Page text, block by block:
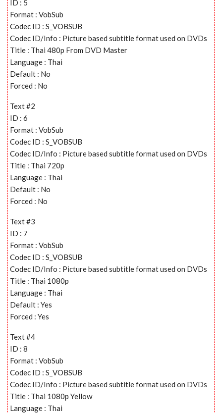
ID : 5
Format : VobSub
Codec ID : S_VOBSUB
Codec ID/Info : Picture based subtitle format used on DVDs
Title : Thai 480p From DVD Master
Language : Thai
Default : No
Forced : No
Text #2
ID : 6
Format : VobSub
Codec ID : S_VOBSUB
Codec ID/Info : Picture based subtitle format used on DVDs
Title : Thai 720p
Language : Thai
Default : No
Forced : No
Text #3
ID : 7
Format : VobSub
Codec ID : S_VOBSUB
Codec ID/Info : Picture based subtitle format used on DVDs
Title : Thai 1080p
Language : Thai
Default : Yes
Forced : Yes
Text #4
ID : 8
Format : VobSub
Codec ID : S_VOBSUB
Codec ID/Info : Picture based subtitle format used on DVDs
Title : Thai 1080p Yellow
Language : Thai